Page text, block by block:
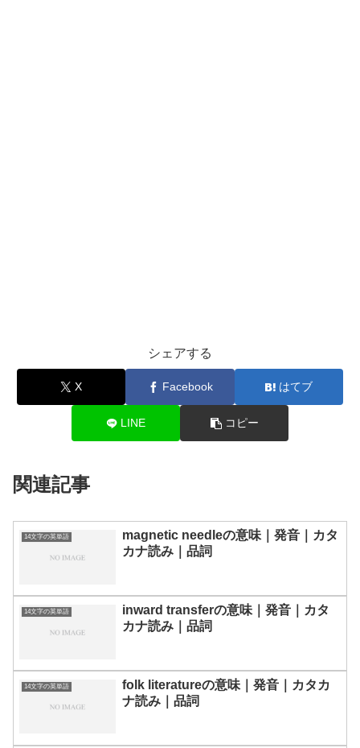
シェアする
X Facebook はてブ
LINE コピー
関連記事
14文字の英単語
magnetic needleの意味｜発音｜カタ
カナ読み｜品詞
14文字の英単語
inward transferの意味｜発音｜カタ
カナ読み｜品詞
14文字の英単語
folk literatureの意味｜発音｜カタカ
ナ読み｜品詞